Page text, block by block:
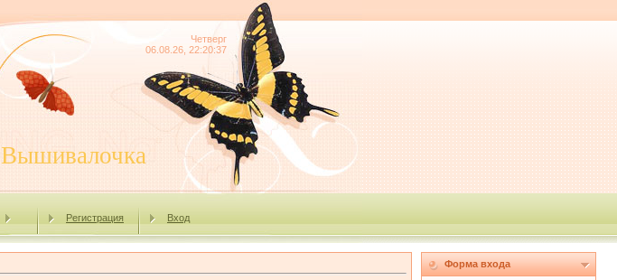
Четверг
06.08.26, 22:20:37
Вышивалочка
Регистрация Вход
Форма входа